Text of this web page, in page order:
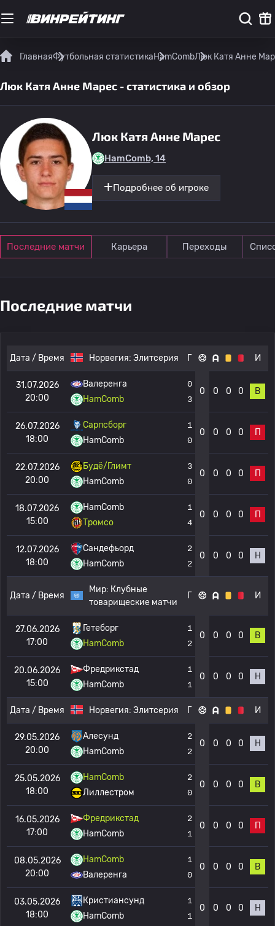
ГлавнаяФутбольная статистикаHamCombЛюк Катя Анне
Люк Катя Анне Марес - статистика и обзор
Люк Катя Анне Марес
HamComb, 14
Подробнее об игроке
Последние матчи Карьера Переходы
Последние матчи
Дата / Время Норвегия: Элитсерия Г И
31.07.2026
20:00
Валеренга
HamComb
0
3
0 0 0 0 В
26.07.2026
18:00
Сарпсборг
HamComb
1
0
0 0 0 0 П
22.07.2026
20:00
Будё/Глимт
HamComb
3
0
0 0 0 0 П
18.07.2026
15:00
HamComb
Тромсо
1
4
0 0 0 0 П
12.07.2026
18:00
Сандефьорд
HamComb
2
2
0 0 0 0 Н
Дата / Время
Мир: Клубные
товарищеские матчи
Г И
27.06.2026
17:00
Гетеборг
HamComb
1
2
0 0 0 0 В
20.06.2026
15:00
Фредрикстад
HamComb
1
1
0 0 0 0 Н
Дата / Время Норвегия: Элитсерия Г И
29.05.2026
20:00
Алесунд
HamComb
2
2
0 0 0 0 Н
25.05.2026
18:00
HamComb
Лиллестром
2
0
0 0 0 0 В
16.05.2026
17:00
Фредрикстад
HamComb
2
1
0 0 0 0 П
08.05.2026
20:00
HamComb
Валеренга
1
0
0 0 0 0 В
03.05.2026
18:00
Кристиансунд
HamComb
1
1
0 0 0 0 Н